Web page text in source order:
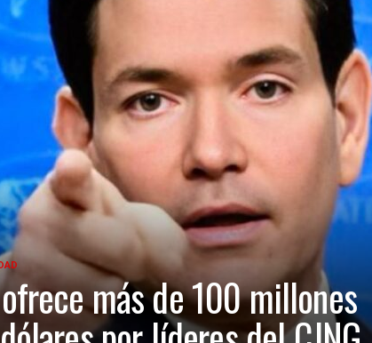
más de 100 millones